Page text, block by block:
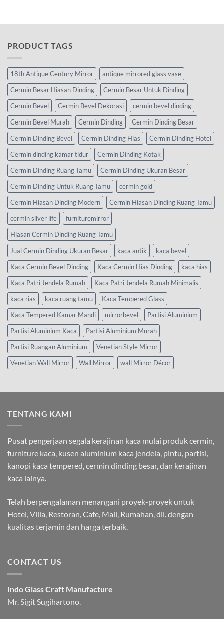
PRODUCT TAGS
18th Antique Century Mirror
antique mirrored glass vase
Cermin Besar Hiasan Dinding
Cermin Besar Untuk Dinding
Cermin Bevel
Cermin Bevel Dekorasi
cermin bevel dinding
Cermin Bevel Murah
Cermin Dinding
Cermin Dinding Besar
Cermin Dinding Bevel
Cermin Dinding Hias
Cermin Dinding Hotel
Cermin dinding kamar tidur
Cermin Dinding Kotak
Cermin Dinding Ruang Tamu
Cermin Dinding Ukuran Besar
Cermin Dinding Untuk Ruang Tamu
cermin gold
Cermin Hiasan Dinding Modern
Cermin Hiasan Dinding Ruang Tamu
cermin silver life
furnituremirror
Hiasan Cermin Dinding Ruang Tamu
Jual Cermin Dinding Ukuran Besar
kaca antik
kaca bevel
Kaca Cermin Bevel Dinding
Kaca Cermin Hias Dinding
kaca hias
Kaca Patri Jendela Rumah
Kaca Patri Jendela Rumah Minimalis
kaca rias
kaca ruang tamu
Kaca Tempered Glass
Kaca Tempered Kamar Mandi
mirrorbevel
Partisi Aluminium
Partisi Aluminium Kaca
Partisi Aluminium Murah
Partisi Ruangan Aluminium
Venetian Style Mirror
Venetian Wall Mirror
Wall Mirror wall Mirror Décor
TENTANG KAMI
Pusat pengerjaan segala kerajinan kaca mulai produk cermin,
furniture kaca, kusen aluminium kaca jendela, pintu, partisi,
kanopi kaca tempered, cermin dinding besar, dan kerajinan
kaca lainya.
Telah berpengalaman menangani proyek-proyek untuk
Hotel, Villa, Restoran, Cafe, Mall, Rumahan, dll. dengan
kualitas terjamin dan harga terbaik.
CONTACT US
Indo Glass Craft Manufacture
Mr. Sigit Sugihartono.